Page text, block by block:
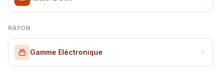
RAYON
Gamme Eléctronique